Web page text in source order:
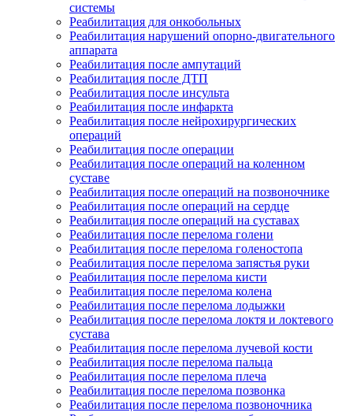
системы
Реабилитация для онкобольных
Реабилитация нарушений опорно-двигательного
аппарата
Реабилитация после ампутаций
Реабилитация после ДТП
Реабилитация после инсульта
Реабилитация после инфаркта
Реабилитация после нейрохирургических
операций
Реабилитация после операции
Реабилитация после операций на коленном
суставе
Реабилитация после операций на позвоночнике
Реабилитация после операций на сердце
Реабилитация после операций на суставах
Реабилитация после перелома голени
Реабилитация после перелома голеностопа
Реабилитация после перелома запястья руки
Реабилитация после перелома кисти
Реабилитация после перелома колена
Реабилитация после перелома лодыжки
Реабилитация после перелома локтя и локтевого
сустава
Реабилитация после перелома лучевой кости
Реабилитация после перелома пальца
Реабилитация после перелома плеча
Реабилитация после перелома позвонка
Реабилитация после перелома позвоночника